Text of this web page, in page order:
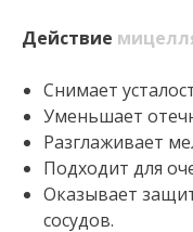
Действие
Снимает
Уменьшает
Разглаживает
Подходит для
Оказывает
сосудов.